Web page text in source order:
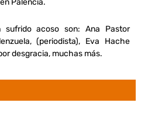
Palencia.
sufrido acoso son: Ana Pastor
(periodista), Eva Hache
desgracia, muchas más.